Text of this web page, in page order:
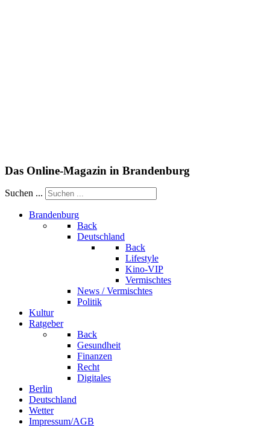
Das Online-Magazin in Brandenburg
Suchen ...
Brandenburg
Back
Deutschland
Back
Lifestyle
Kino-VIP
Vermischtes
News / Vermischtes
Politik
Kultur
Ratgeber
Back
Gesundheit
Finanzen
Recht
Digitales
Berlin
Deutschland
Wetter
Impressum/AGB